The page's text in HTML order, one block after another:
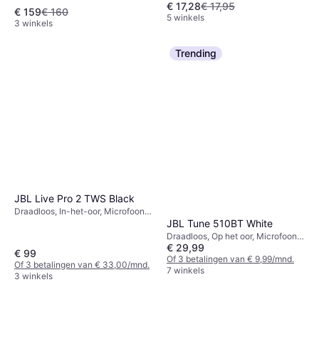
€ 159€ 160
3 winkels
€ 17,28€ 17,95
5 winkels
JBL Live Pro 2 TWS Black
Draadloos, In-het-oor, Microfoon,
€ 99
Of 3 betalingen van € 33,00/mnd.
3 winkels
Trending
JBL Tune 510BT White
Draadloos, Op het oor, Microfoon,
Bluetooth
€ 29,99
Of 3 betalingen van € 9,99/mnd.
7 winkels